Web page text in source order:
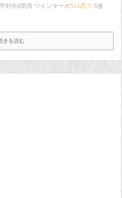
対向6気筒 ツインターボ518馬力 5速
きを読む